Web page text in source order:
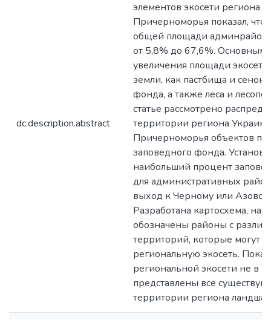
dc.description.abstract
элементов экосети региона
Причерноморья показал, что
общей площади
от 5,8% до 67,6%. Основным
увеличения площади экосети
земли, как пастбища и
фонда, а также леса и
статье рассмотрено
территории региона
Причерноморья объектов
заповедного фонда.
наибольший процент
для административных
выход к Черному или
Разработана картосхема, на
обозначены районы с
территорий, которые могут
региональную экосеть.
региональной экосети не в
представлены все
территории региона